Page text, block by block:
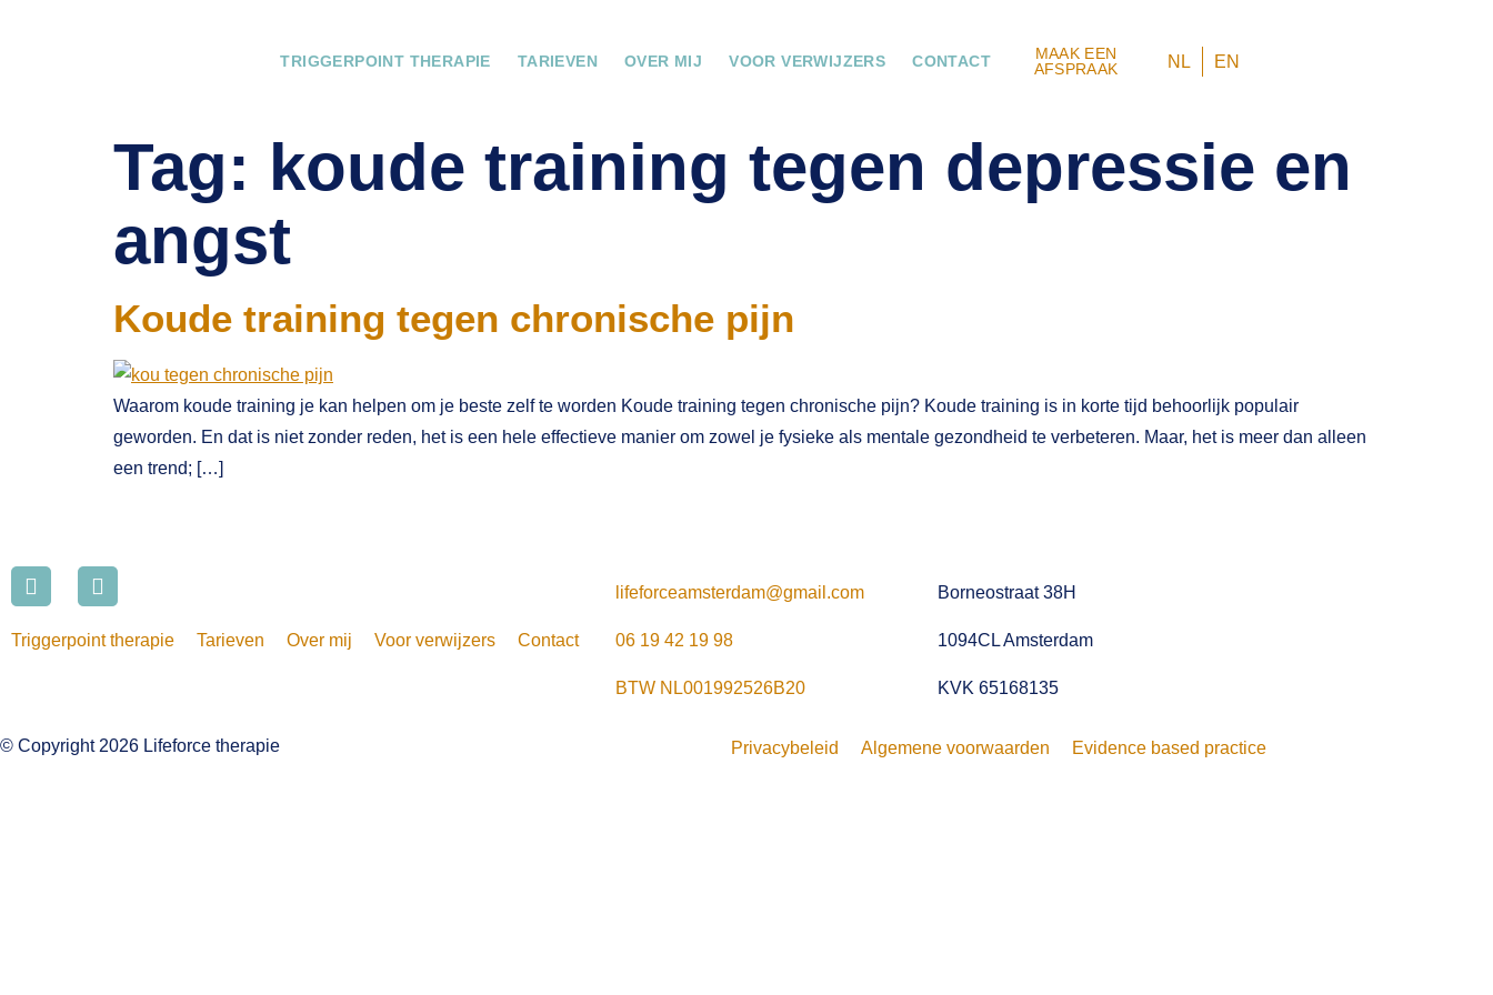
TRIGGERPOINT THERAPIE TARIEVEN OVER MIJ VOOR VERWIJZERS CONTACT
MAAK EEN
AFSPRAAK
NL EN
Tag: koude training tegen depressie en
angst
Koude training tegen chronische pijn
Waarom koude training je kan helpen om je beste zelf te worden Koude training tegen chronische pijn? Koude training is in korte tijd behoorlijk populair
geworden. En dat is niet zonder reden, het is een hele effectieve manier om zowel je fysieke als mentale gezondheid te verbeteren. Maar, het is meer dan alleen
een trend; […]
Triggerpoint therapie Tarieven Over mij Voor verwijzers Contact
lifeforceamsterdam@gmail.com
06 19 42 19 98
BTW NL001992526B20
Borneostraat 38H
1094CL Amsterdam
KVK 65168135
© Copyright 2026 Lifeforce therapie Privacybeleid Algemene voorwaarden Evidence based practice